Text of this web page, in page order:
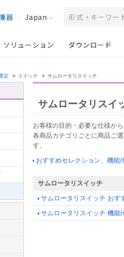
器 Japan
ソリューション ダウンロード
定 > スイッチ > サムロータリスイッチ
サムロータリスイ
お客様の目的・必要な仕様か
各商品カテゴリごとに商品ご
す。
おすすめセレクション、機能
サムロータリスイッチ
サムロータリスイッチ おす
サムロータリスイッチ 機能